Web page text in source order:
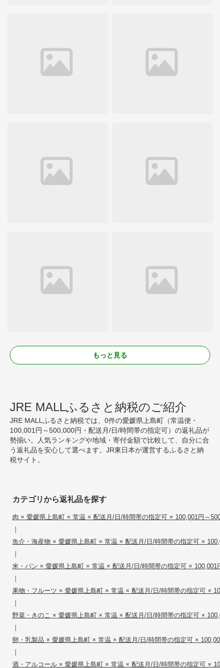
もっと見る
JRE MALLふるさと納税のご紹介
JRE MALLふるさと納税では、0件の愛媛県上島町（常温便・
100,001円～500,000円・配送月/日/時間帯の指定可）の返礼品が
勢揃い。人気ランキングや地域・寄付金額で比較して、自分に合
う返礼品を安心して選べます。JR東日本が運営するふるさと納
税サイト。
カテゴリから返礼品を探す
肉 × 愛媛県上島町 × 常温 × 配送月/日/時間帯の指定可 × 100,001円～
|
魚介・海産物 × 愛媛県上島町 × 常温 × 配送月/日/時間帯の指定可 ×
|
米・パン × 愛媛県上島町 × 常温 × 配送月/日/時間帯の指定可 × 100,001
|
果物・フルーツ × 愛媛県上島町 × 常温 × 配送月/日/時間帯の指定可 ×
|
野菜・きのこ × 愛媛県上島町 × 常温 × 配送月/日/時間帯の指定可 ×
|
卵・乳製品 × 愛媛県上島町 × 常温 × 配送月/日/時間帯の指定可 ×
|
酒・アルコール × 愛媛県上島町 × 常温 × 配送月/日/時間帯の指定可 ×